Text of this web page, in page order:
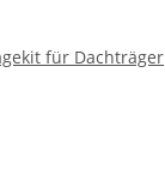
für Dachträger